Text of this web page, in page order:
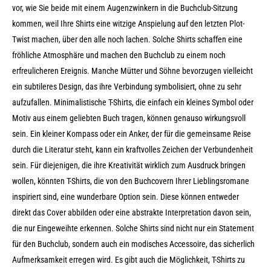
vor, wie Sie beide mit einem Augenzwinkern in die Buchclub-Sitzung
kommen, weil Ihre Shirts eine witzige Anspielung auf den letzten Plot-
Twist machen, über den alle noch lachen. Solche Shirts schaffen eine
fröhliche Atmosphäre und machen den Buchclub zu einem noch
erfreulicheren Ereignis. Manche Mütter und Söhne bevorzugen vielleicht
ein subtileres Design, das ihre Verbindung symbolisiert, ohne zu sehr
aufzufallen. Minimalistische T-Shirts, die einfach ein kleines Symbol oder
Motiv aus einem geliebten Buch tragen, können genauso wirkungsvoll
sein. Ein kleiner Kompass oder ein Anker, der für die gemeinsame Reise
durch die Literatur steht, kann ein kraftvolles Zeichen der Verbundenheit
sein. Für diejenigen, die ihre Kreativität wirklich zum Ausdruck bringen
wollen, könnten T-Shirts, die von den Buchcovern Ihrer Lieblingsromane
inspiriert sind, eine wunderbare Option sein. Diese können entweder
direkt das Cover abbilden oder eine abstrakte Interpretation davon sein,
die nur Eingeweihte erkennen. Solche Shirts sind nicht nur ein Statement
für den Buchclub, sondern auch ein modisches Accessoire, das sicherlich
Aufmerksamkeit erregen wird. Es gibt auch die Möglichkeit, T-Shirts zu